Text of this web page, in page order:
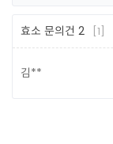
효소 문의건 2 [1]
김**